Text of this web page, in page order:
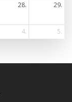
28. 29.
4. 5.